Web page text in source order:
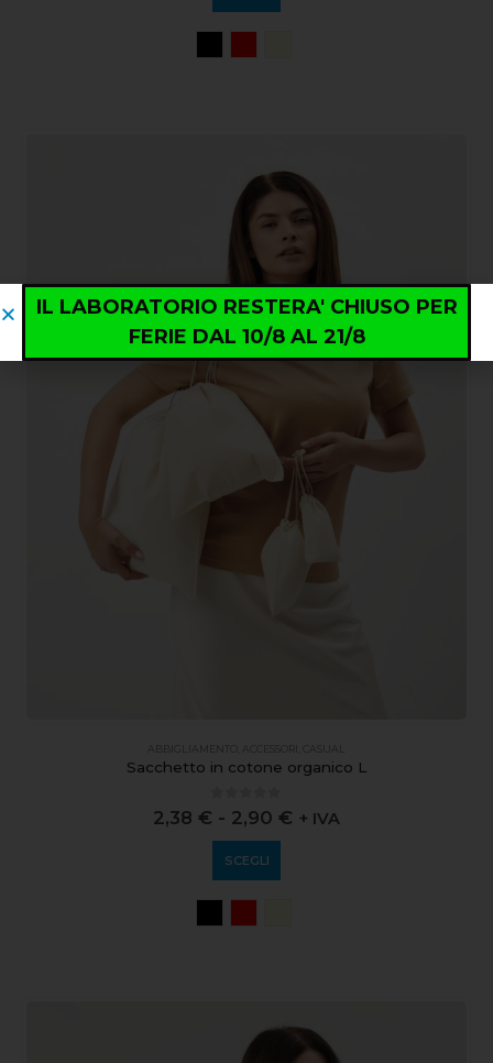
ABBIGLIAMENTO ACCESSORI CASUAL
Sacchetto in cotone organico L
0 out of 5
2,38 € - 2,90 € + IVA
SCEGLI
IL LABORATORIO RESTERA' CHIUSO PER
FERIE DAL 10/8 AL 21/8